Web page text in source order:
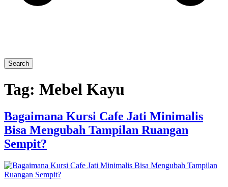
Search
Tag: Mebel Kayu
Bagaimana Kursi Cafe Jati Minimalis
Bisa Mengubah Tampilan Ruangan
Sempit?